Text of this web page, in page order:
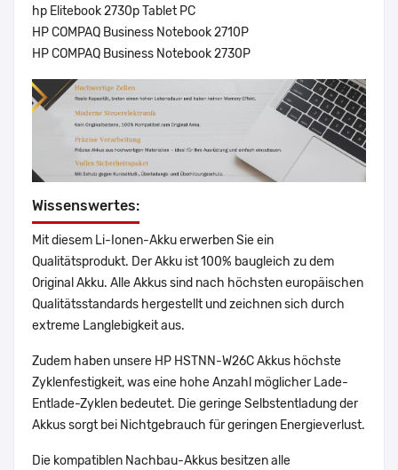
hp Elitebook 2730p Tablet PC
HP COMPAQ Business Notebook 2710P
HP COMPAQ Business Notebook 2730P
Wissenswertes:
Mit diesem Li-Ionen-Akku erwerben Sie ein
Qualitätsprodukt. Der Akku ist 100% baugleich zu dem
Original Akku. Alle Akkus sind nach höchsten europäischen
Qualitätsstandards hergestellt und zeichnen sich durch
extreme Langlebigkeit aus.
Zudem haben unsere HP HSTNN-W26C Akkus höchste
Zyklenfestigkeit, was eine hohe Anzahl möglicher Lade-
Entlade-Zyklen bedeutet. Die geringe Selbstentladung der
Akkus sorgt bei Nichtgebrauch für geringen Energieverlust.
Die kompatiblen Nachbau-Akkus besitzen alle